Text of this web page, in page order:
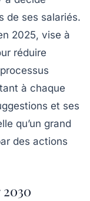
de ses salariés.
2025, vise à
réduire
à chaque
et ses
qu’un grand
des actions